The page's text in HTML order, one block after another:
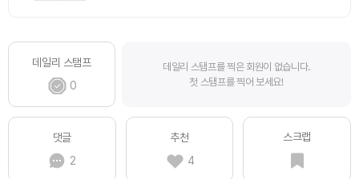
데일리 스탬프
0
데일리 스탬프를 찍은 회원이 없습니다.
첫 스탬프를 찍어 보세요!
댓글
2
추천
4
스크랩